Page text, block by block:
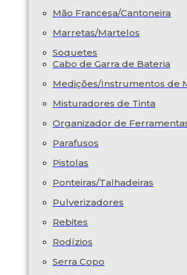
Mão Francesa/Cantoneira
Marretas/Martelos
Soquetes
Cabo de Garra de Bateria
Medições/Instrumentos de
Misturadores de Tinta
Organizador de
Parafusos
Pistolas
Ponteiras/Talhadeiras
Pulverizadores
Rebites
Rodízios
Serra Copo